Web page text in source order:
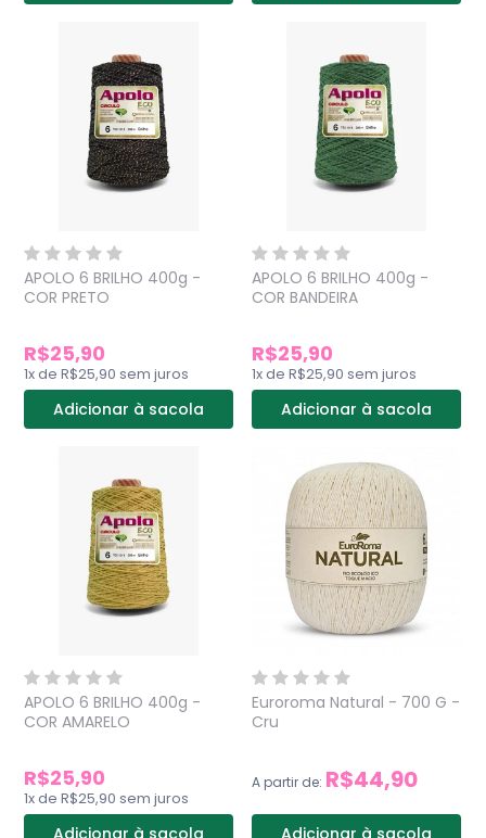
APOLO 6 BRILHO 400g -
COR PRETO
R$25,90
1xdeR$25,90 sem juros
Adicionar à sacola
APOLO 6 BRILHO 400g -
COR BANDEIRA
R$25,90
1xde R$25,90 sem juros
Adicionar à sacola
APOLO 6 BRILHO 400g -
COR AMARELO
R$25,90
1xdeR$25,90 sem juros
Euroroma Natural - 700 G -
Cru
A partir de: R$44,90